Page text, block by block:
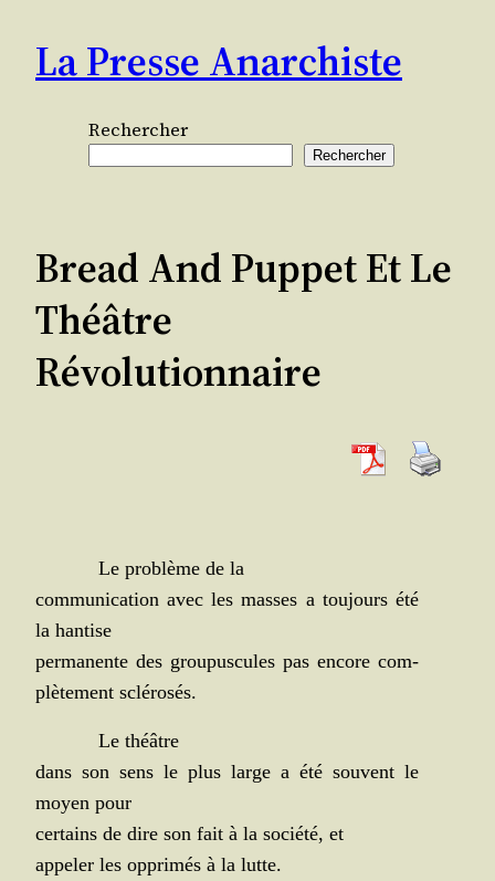
contenu
La Presse Anarchiste
Rechercher
Rechercher
Bread And Puppet Et Le
Théâtre
Révolutionnaire
Le pro­blème de la
com­mu­ni­ca­tion avec les masses a tou­jours été
la hantise
per­ma­nente des grou­pus­cules pas encore com­
plè­te­ment sclérosés.
Le théâtre
dans son sens le plus large a été sou­vent le
moyen pour
cer­tains de dire son fait à la socié­té, et
appe­ler les oppri­més à la lutte.